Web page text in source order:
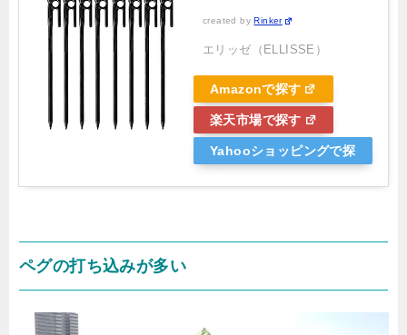
created byRinker
エリッゼ（ELLISSE）
Amazonで探す
楽天市場で探す
Yahooショッピングで探
ペグの打ち込みが多い